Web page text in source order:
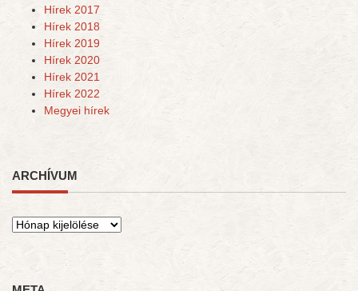
Hírek 2017
Hírek 2018
Hírek 2019
Hírek 2020
Hírek 2021
Hírek 2022
Megyei hírek
ARCHÍVUM
Archívum